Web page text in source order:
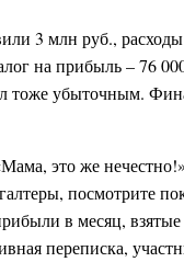
3 млн руб.,
на прибыль – 76
тоже убыточным.
это же
посмотрите
в месяц,
переписка,